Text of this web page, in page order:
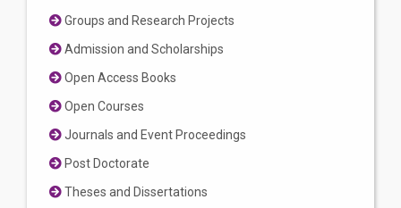
Groups and Research Projects
Admission and Scholarships
Open Access Books
Open Courses
Journals and Event Proceedings
Post Doctorate
Theses and Dissertations